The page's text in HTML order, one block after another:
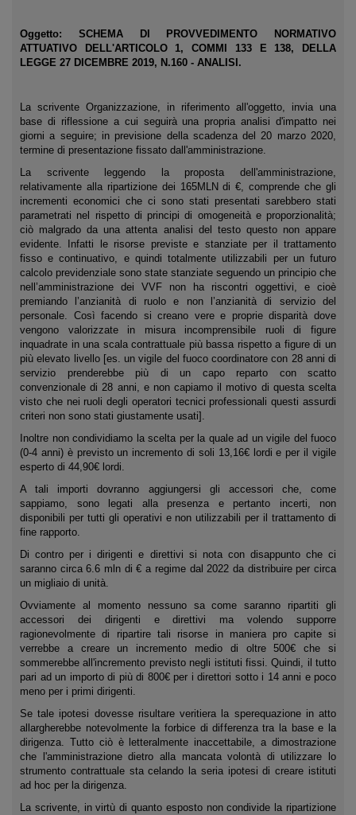
Oggetto: SCHEMA DI PROVVEDIMENTO NORMATIVO
ATTUATIVO DELL'ARTICOLO 1, COMMI 133 E 138, DELLA
LEGGE 27 DICEMBRE 2019, N.160 - ANALISI.
La scrivente Organizzazione, in riferimento all'oggetto, invia una
base di riflessione a cui seguirà una propria analisi d'impatto nei
giorni a seguire; in previsione della scadenza del 20 marzo 2020,
termine di presentazione fissato dall'amministrazione.
La scrivente leggendo la proposta dell'amministrazione,
relativamente alla ripartizione dei 165MLN di €, comprende che gli
incrementi economici che ci sono stati presentati sarebbero stati
parametrati nel rispetto di principi di omogeneità e proporzionalità;
ciò malgrado da una attenta analisi del testo questo non appare
evidente. Infatti le risorse previste e stanziate per il trattamento
fisso e continuativo, e quindi totalmente utilizzabili per un futuro
calcolo previdenziale sono state stanziate seguendo un principio che
nell’amministrazione dei VVF non ha riscontri oggettivi, e cioè
premiando l’anzianità di ruolo e non l’anzianità di servizio del
personale. Così facendo si creano vere e proprie disparità dove
vengono valorizzate in misura incomprensibile ruoli di figure
inquadrate in una scala contrattuale più bassa rispetto a figure di un
più elevato livello [es. un vigile del fuoco coordinatore con 28 anni di
servizio prenderebbe più di un capo reparto con scatto
convenzionale di 28 anni, e non capiamo il motivo di questa scelta
visto che nei ruoli degli operatori tecnici professionali questi assurdi
criteri non sono stati giustamente usati].
Inoltre non condividiamo la scelta per la quale ad un vigile del fuoco
(0-4 anni) è previsto un incremento di soli 13,16€ lordi e per il vigile
esperto di 44,90€ lordi.
A tali importi dovranno aggiungersi gli accessori che, come
sappiamo, sono legati alla presenza e pertanto incerti, non
disponibili per tutti gli operativi e non utilizzabili per il trattamento di
fine rapporto.
Di contro per i dirigenti e direttivi si nota con disappunto che ci
saranno circa 6.6 mln di € a regime dal 2022 da distribuire per circa
un migliaio di unità.
Ovviamente al momento nessuno sa come saranno ripartiti gli
accessori dei dirigenti e direttivi ma volendo supporre
ragionevolmente di ripartire tali risorse in maniera pro capite si
verrebbe a creare un incremento medio di oltre 500€ che si
sommerebbe all'incremento previsto negli istituti fissi. Quindi, il tutto
pari ad un importo di più di 800€ per i direttori sotto i 14 anni e poco
meno per i primi dirigenti.
Se tale ipotesi dovesse risultare veritiera la sperequazione in atto
allargherebbe notevolmente la forbice di differenza tra la base e la
dirigenza. Tutto ciò è letteralmente inaccettabile, a dimostrazione
che l'amministrazione dietro alla mancata volontà di utilizzare lo
strumento contrattuale sta celando la seria ipotesi di creare istituti
ad hoc per la dirigenza.
La scrivente, in virtù di quanto esposto non condivide la ripartizione